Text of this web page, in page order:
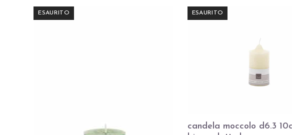
ESAURITO ESAURITO
candela moccolo d6.3